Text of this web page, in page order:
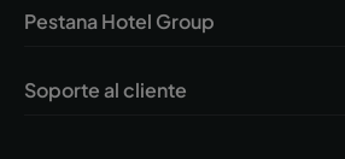
Pestana Hotel Group
Soporte al cliente